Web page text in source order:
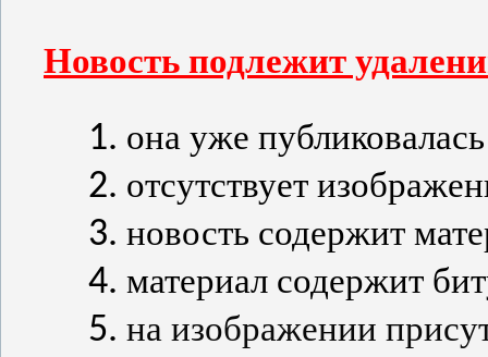
Новость подлежит
она уже
отсутствует
новость содержит
материал содержит
на изображении